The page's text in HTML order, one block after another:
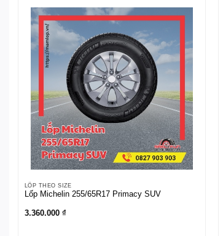
LỐP THEO SIZE
Lốp Michelin 255/65R17 Primacy SUV
3.360.000 ₫